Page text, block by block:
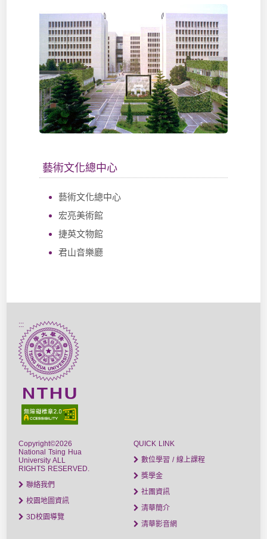
藝術文化總中心
藝術文化總中心
宏亮美術館
捷英文物館
君山音樂廳
:::
Copyright©2026
National Tsing Hua
University ALL
RIGHTS RESERVED.
聯絡我們
校園地圖資訊
3D校園導覽
QUICK LINK
數位學習 / 線上課程
獎學金
社團資訊
清華簡介
清華影音網